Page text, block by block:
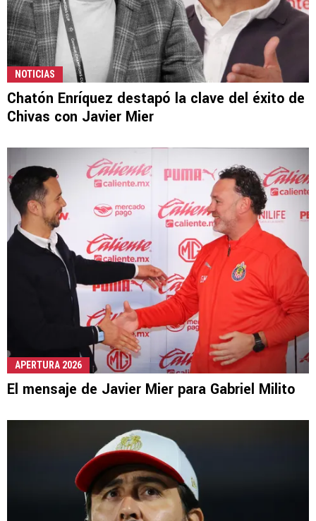
NOTICIAS
Chatón Enríquez destapó la clave del éxito de
Chivas con Javier Mier
APERTURA 2026
El mensaje de Javier Mier para Gabriel Milito